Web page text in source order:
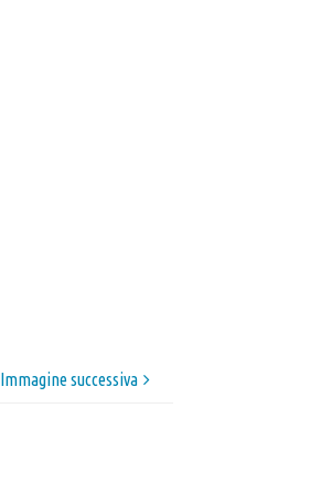
Immagine successiva